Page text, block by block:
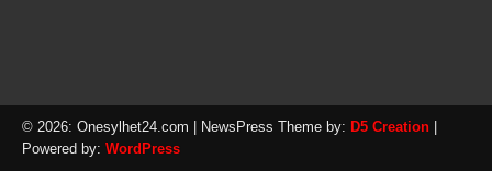
© 2026: Onesylhet24.com | NewsPress Theme by: D5 Creation
Powered by: WordPress